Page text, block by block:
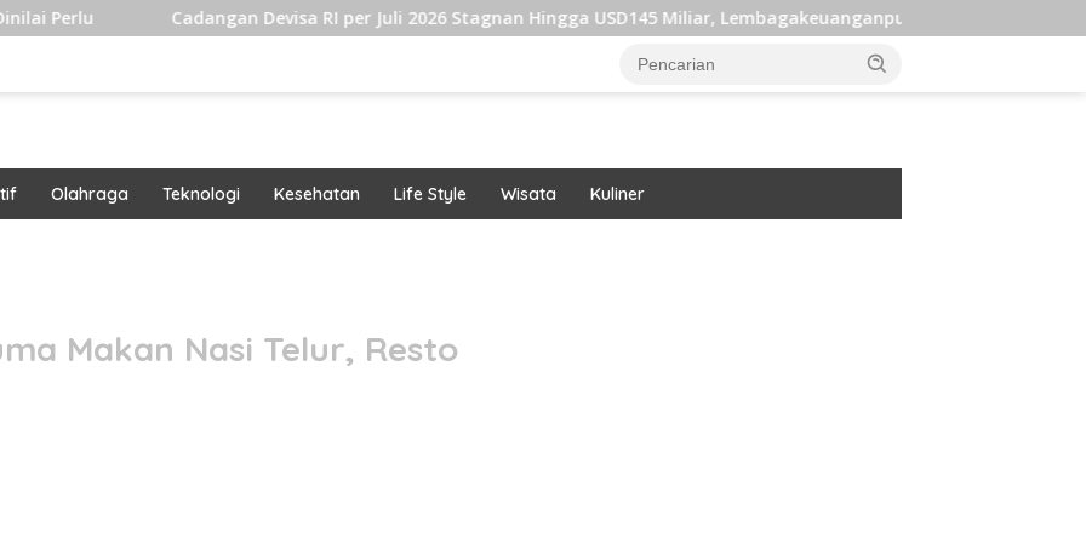
Devisa RI per Juli 2026 Stagnan Hingga USD145 Miliar, Lembagakeuanganpusat Ungkap Pengaruh Domestik dan
Olahraga Teknologi Kesehatan Life Style Wisata Kuliner
Makan Nasi Telur, Resto